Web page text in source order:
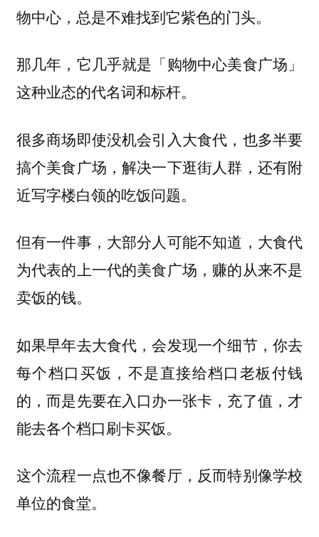
物中心，总是不难找到它紫色的门头。
那几年，它几乎就是「购物中心美食广场」
这种业态的代名词和标杆。
很多商场即使没机会引入大食代，也多半要
搞个美食广场，解决一下逛街人群，还有附
近写字楼白领的吃饭问题。
但有一件事，大部分人可能不知道，大食代
为代表的上一代的美食广场，赚的从来不是
卖饭的钱。
如果早年去大食代，会发现一个细节，你去
每个档口买饭，不是直接给档口老板付钱
的，而是先要在入口办一张卡，充了值，才
能去各个档口刷卡买饭。
这个流程一点也不像餐厅，反而特别像学校
单位的食堂。